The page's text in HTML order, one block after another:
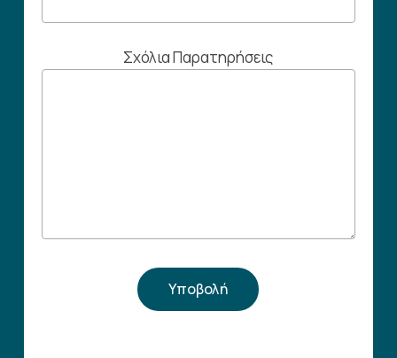
Σχόλια Παρατηρήσεις